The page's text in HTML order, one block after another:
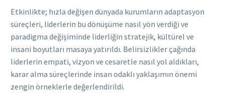
Etkinlikte; hızla değişen dünyada kurumların adaptasyon
süreçleri, liderlerin bu dönüşüme nasıl yön verdiği ve
paradigma değişiminde liderliğin stratejik, kültürel ve
insani boyutları masaya yatırıldı. Belirsizlikler çağında
liderlerin empati, vizyon ve cesaretle nasıl yol aldıkları,
karar alma süreçlerinde insan odaklı yaklaşımın önemi
zengin örneklerle değerlendirildi.